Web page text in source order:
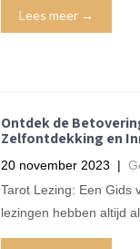
Lees meer →
Ontdek de
Zelfontdekking en
20 november 2023 |
Tarot Lezing: Een Gids
lezingen hebben altijd